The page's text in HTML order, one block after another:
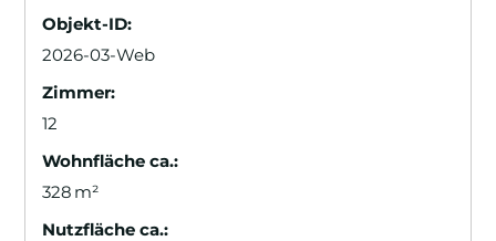
Objekt-ID:
2026-03-Web
Zimmer:
12
Wohnfläche ca.:
328 m²
Nutzfläche ca.: